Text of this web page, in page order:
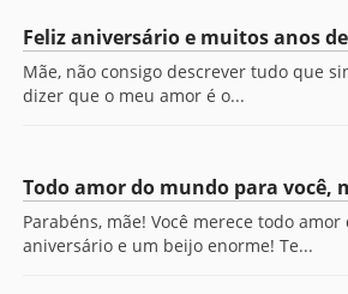
Feliz aniversário e muitos anos
Mãe, não consigo descrever tudo que
dizer que o meu amor é o...
Todo amor do mundo para você,
Parabéns, mãe! Você merece todo
aniversário e um beijo enorme! Te...